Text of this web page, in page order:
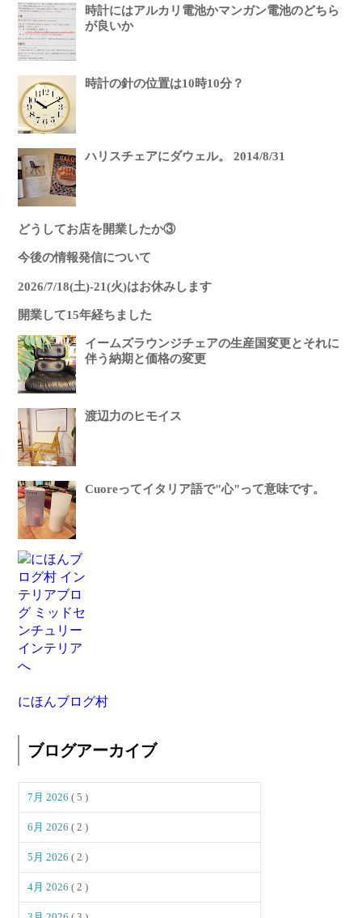
時計にはアルカリ電池かマンガン電池のどちら
が良いか
時計の針の位置は10時10分？
ハリスチェアにダウェル。 2014/8/31
どうしてお店を開業したか③
今後の情報発信について
2026/7/18(土)-21(火)はお休みします
開業して15年経ちました
イームズラウンジチェアの生産国変更とそれに
伴う納期と価格の変更
渡辺力のヒモイス
Cuoreってイタリア語で"心"って意味です。
にほんブログ村
ブログアーカイブ
7月 2026( 5 )
6月 2026( 2 )
5月 2026( 2 )
4月 2026( 2 )